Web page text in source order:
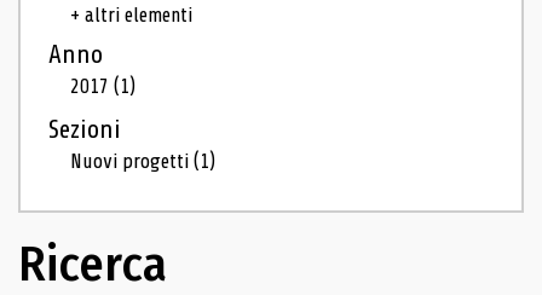
+ altri elementi
Anno
2017(1)
Sezioni
Nuovi progetti(1)
Ricerca